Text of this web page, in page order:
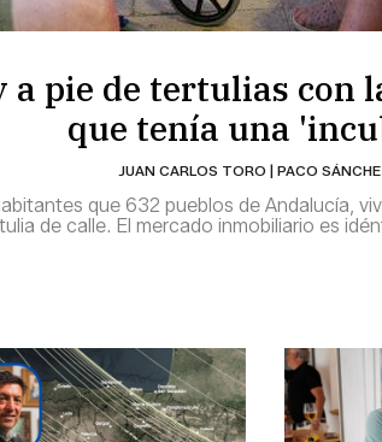
a pie de tertulias
que tenía una
JUAN CARLOS TORO | PACO
que 632 pueblos de Andalucía,
de calle. El mercado inmobiliario es